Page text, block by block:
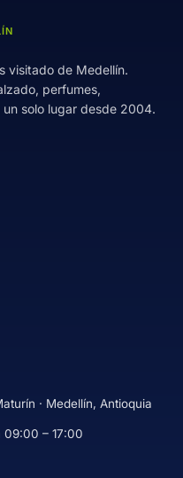
visitado de Medellín.
perfumes,
solo lugar desde 2004.
· Medellín, Antioquia
09:00 – 17:00